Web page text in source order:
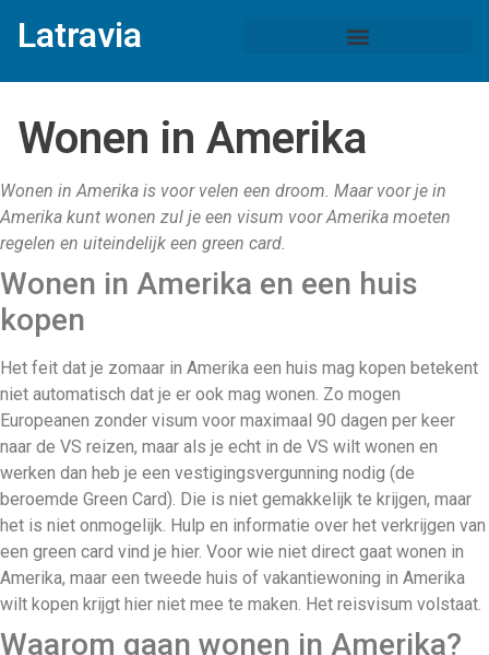
Latravia
Wonen in Amerika
Wonen in Amerika is voor velen een droom. Maar voor je in
Amerika kunt wonen zul je een visum voor Amerika moeten
regelen en uiteindelijk een green card.
Wonen in Amerika en een huis
kopen
Het feit dat je zomaar in Amerika een huis mag kopen betekent
niet automatisch dat je er ook mag wonen. Zo mogen
Europeanen zonder visum voor maximaal 90 dagen per keer
naar de VS reizen, maar als je echt in de VS wilt wonen en
werken dan heb je een vestigingsvergunning nodig (de
beroemde Green Card). Die is niet gemakkelijk te krijgen, maar
het is niet onmogelijk. Hulp en informatie over het verkrijgen van
een green card vind je hier. Voor wie niet direct gaat wonen in
Amerika, maar een tweede huis of vakantiewoning in Amerika
wilt kopen krijgt hier niet mee te maken. Het reisvisum volstaat.
Waarom gaan wonen in Amerika?